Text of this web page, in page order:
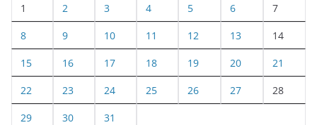
1 2 3 4 5 6 7
8 9 10 11 12 13 14
15 16 17 18 19 20 21
22 23 24 25 26 27 28
29 30 31